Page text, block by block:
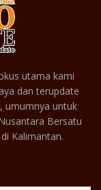
utama kami
dan terupdate
umumnya untuk
Bersatu
Kalimantan.